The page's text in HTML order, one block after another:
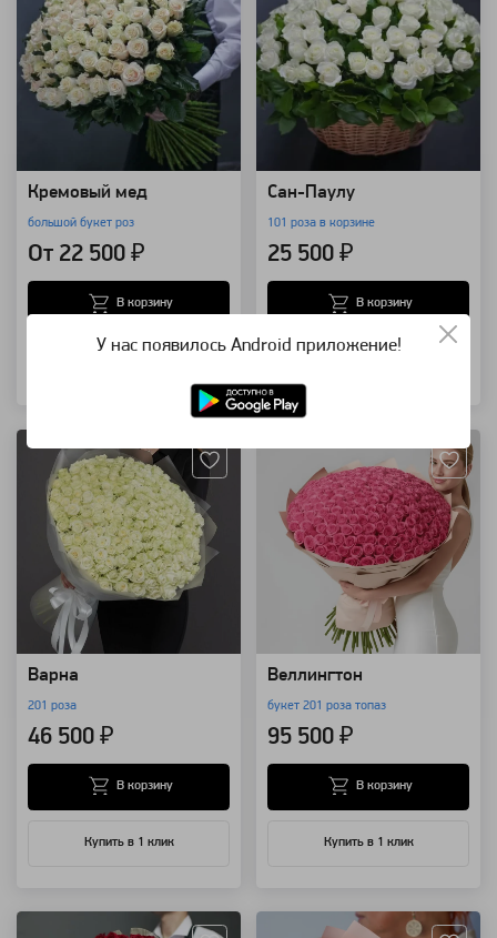
Кремовый мед
большой букет роз
От 22 500 ₽
В корзину
Сан-Паулу
101 роза в корзине
25 500 ₽
В корзину
Варна
201 роза
46 500 ₽
Купить в 1 клик
В корзину
Артикул: 584
Веллингтон
букет 201 роза топаз
95 500 ₽
Купить в 1 клик
В корзину
У нас появилось Android приложение!